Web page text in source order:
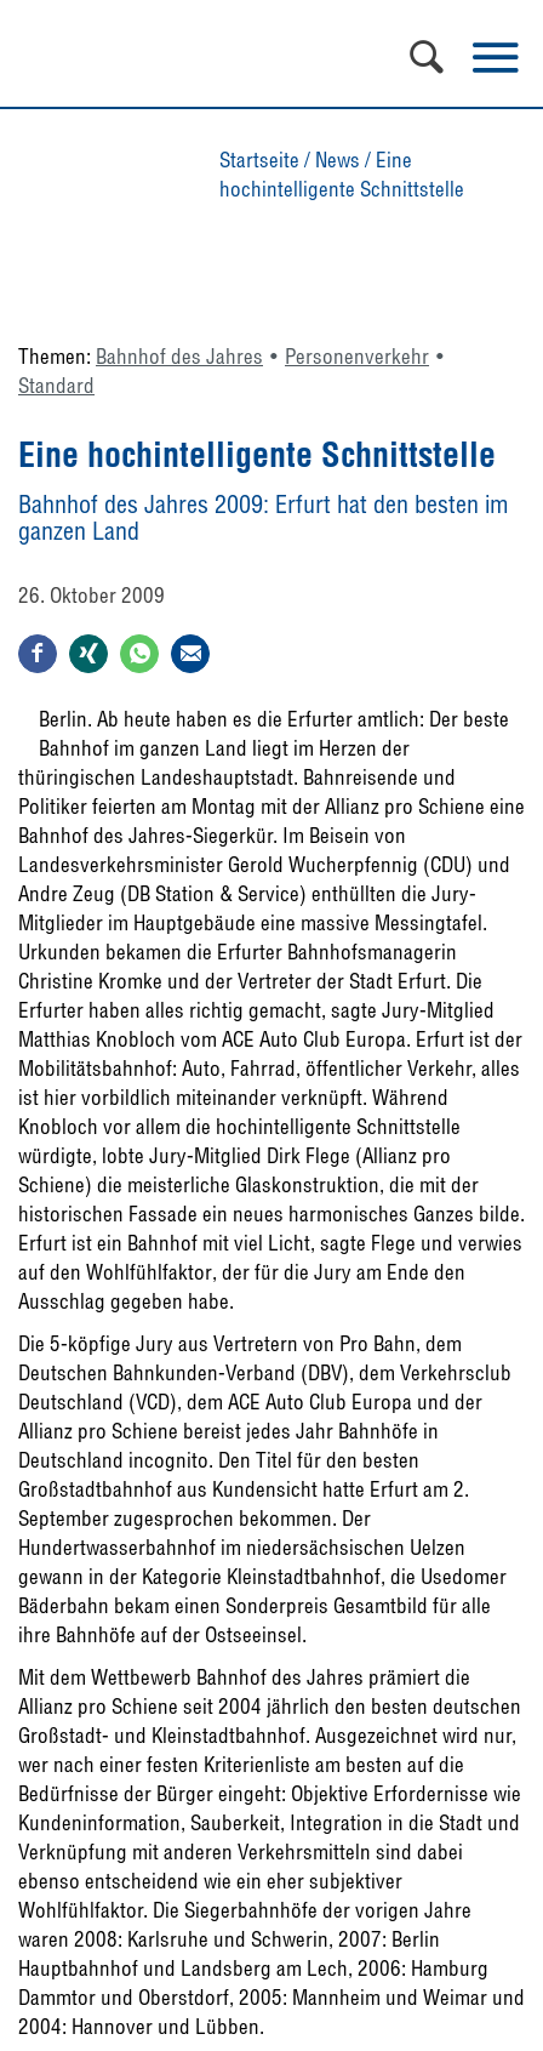
Startseite / News / Eine
hochintelligente Schnittstelle
Themen: Bahnhof des Jahres
Personenverkehr
Standard
Eine hochintelligente Schnittstelle
Bahnhof des Jahres 2009: Erfurt hat den besten im
ganzen Land
26. Oktober 2009
Berlin. Ab heute haben es die Erfurter amtlich: Der beste
Bahnhof im ganzen Land liegt im Herzen der
thüringischen Landeshauptstadt. Bahnreisende und
Politiker feierten am Montag mit der Allianz pro Schiene eine
Bahnhof des Jahres-Siegerkür. Im Beisein von
Landesverkehrsminister Gerold Wucherpfennig (CDU) und
Andre Zeug (DB Station & Service) enthüllten die Jury-
Mitglieder im Hauptgebäude eine massive Messingtafel.
Urkunden bekamen die Erfurter Bahnhofsmanagerin
Christine Kromke und der Vertreter der Stadt Erfurt. Die
Erfurter haben alles richtig gemacht, sagte Jury-Mitglied
Matthias Knobloch vom ACE Auto Club Europa. Erfurt ist der
Mobilitätsbahnhof: Auto, Fahrrad, öffentlicher Verkehr, alles
ist hier vorbildlich miteinander verknüpft. Während
Knobloch vor allem die hochintelligente Schnittstelle
würdigte, lobte Jury-Mitglied Dirk Flege (Allianz pro
Schiene) die meisterliche Glaskonstruktion, die mit der
historischen Fassade ein neues harmonisches Ganzes bilde.
Erfurt ist ein Bahnhof mit viel Licht, sagte Flege und verwies
auf den Wohlfühlfaktor, der für die Jury am Ende den
Ausschlag gegeben habe.
Die 5-köpfige Jury aus Vertretern von Pro Bahn, dem
Deutschen Bahnkunden-Verband (DBV), dem Verkehrsclub
Deutschland (VCD), dem ACE Auto Club Europa und der
Allianz pro Schiene bereist jedes Jahr Bahnhöfe in
Deutschland incognito. Den Titel für den besten
Großstadtbahnhof aus Kundensicht hatte Erfurt am 2.
September zugesprochen bekommen. Der
Hundertwasserbahnhof im niedersächsischen Uelzen
gewann in der Kategorie Kleinstadtbahnhof, die Usedomer
Bäderbahn bekam einen Sonderpreis Gesamtbild für alle
ihre Bahnhöfe auf der Ostseeinsel.
Mit dem Wettbewerb Bahnhof des Jahres prämiert die
Allianz pro Schiene seit 2004 jährlich den besten deutschen
Großstadt- und Kleinstadtbahnhof. Ausgezeichnet wird nur,
wer nach einer festen Kriterienliste am besten auf die
Bedürfnisse der Bürger eingeht: Objektive Erfordernisse wie
Kundeninformation, Sauberkeit, Integration in die Stadt und
Verknüpfung mit anderen Verkehrsmitteln sind dabei
ebenso entscheidend wie ein eher subjektiver
Wohlfühlfaktor. Die Siegerbahnhöfe der vorigen Jahre
waren 2008: Karlsruhe und Schwerin, 2007: Berlin
Hauptbahnhof und Landsberg am Lech, 2006: Hamburg
Dammtor und Oberstdorf, 2005: Mannheim und Weimar und
2004: Hannover und Lübben.